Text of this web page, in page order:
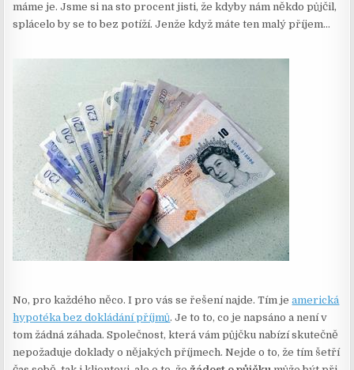
máme je. Jsme si na sto procent jisti, že kdyby nám někdo půjčil,
splácelo by se to bez potíží. Jenže když máte ten malý příjem…
No, pro každého něco. I pro vás se řešení najde. Tím jeamerická
hypotéka bez dokládání příjmů. Je to to, co je napsáno a není v
tom žádná záhada. Společnost, která vám půjčku nabízí skutečně
nepožaduje doklady o nějakých příjmech. Nejde o to, že tím šetří